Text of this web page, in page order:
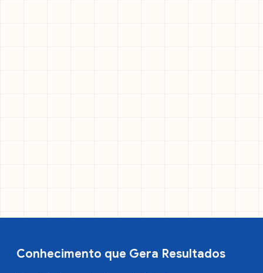
Conhecimento que Gera Resultados